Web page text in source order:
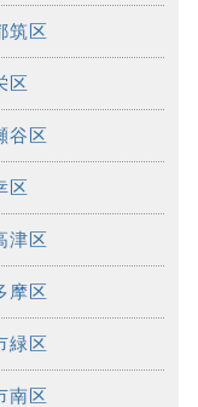
筑区
区
谷区
区
津区
摩区
緑区
南区